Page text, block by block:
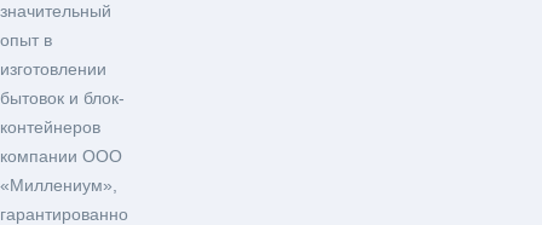
значительный
опыт в
изготовлении
бытовок и блок-
контейнеров
компании ООО
«Миллениум»,
гарантированно